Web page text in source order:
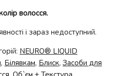
волосся.
і зараз недоступний.
NEURO® LIQUID
, Білявкам, Блиск, Засоби для